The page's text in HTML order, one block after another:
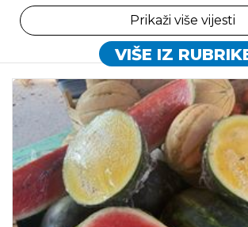
Prikaži više vijesti
VIŠE IZ